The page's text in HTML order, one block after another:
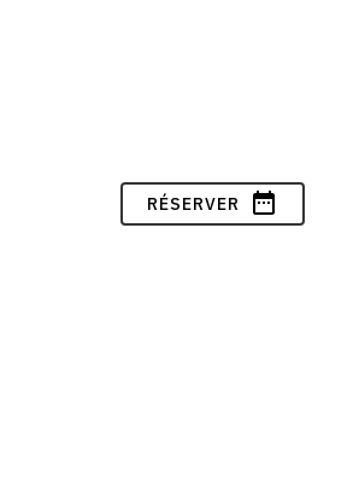
RÉSERVER date_range